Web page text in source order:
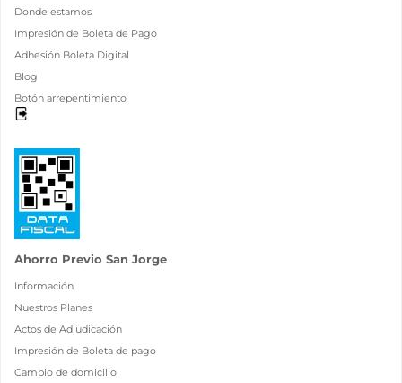
Donde estamos
Impresión de Boleta de Pago
Adhesión Boleta Digital
Blog
Botón arrepentimiento
Ahorro Previo San Jorge
Información
Nuestros Planes
Actos de Adjudicación
Impresión de Boleta de pago
Cambio de domicilio